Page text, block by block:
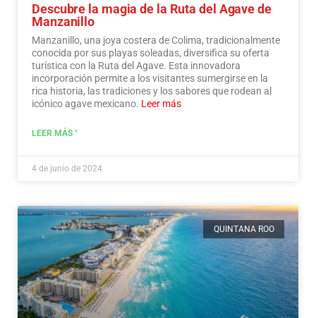
Descubre la magia de la Ruta del Agave de
Manzanillo
Manzanillo, una joya costera de Colima, tradicionalmente
conocida por sus playas soleadas, diversifica su oferta
turística con la Ruta del Agave. Esta innovadora
incorporación permite a los visitantes sumergirse en la
rica historia, las tradiciones y los sabores que rodean al
icónico agave mexicano. Leer más
LEER MÁS "
4 de junio de 2024
QUINTANA ROO